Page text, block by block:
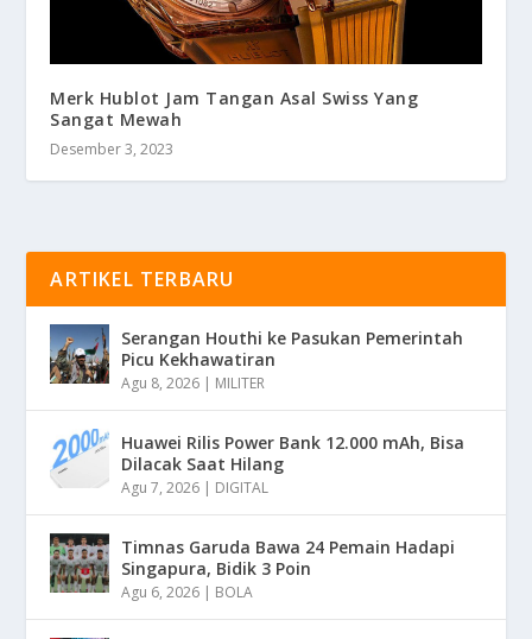
Merk Hublot Jam Tangan Asal Swiss Yang
Sangat Mewah
Desember 3, 2023
ARTIKEL TERBARU
Serangan Houthi ke Pasukan Pemerintah
Picu Kekhawatiran
Agu 8, 2026 | MILITER
Huawei Rilis Power Bank 12.000 mAh, Bisa
Dilacak Saat Hilang
Agu 7, 2026 | DIGITAL
Timnas Garuda Bawa 24 Pemain Hadapi
Singapura, Bidik 3 Poin
Agu 6, 2026 | BOLA